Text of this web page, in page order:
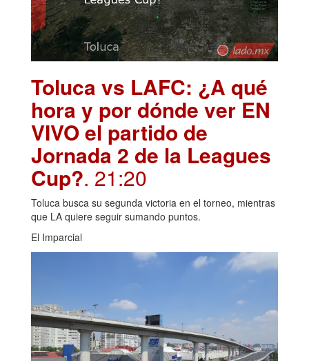
Toluca vs LAFC: ¿A qué
hora y por dónde ver EN
VIVO el partido de
Jornada 2 de la Leagues
Cup?. 21:20
Toluca busca su segunda victoria en el torneo, mientras
que LA quiere seguir sumando puntos.
El Imparcial